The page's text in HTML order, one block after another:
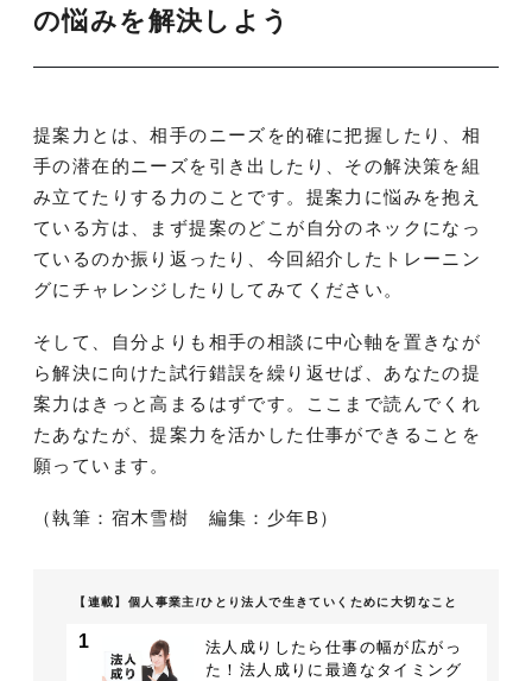
の悩みを解決しよう
提案力とは、相手のニーズを的確に把握したり、相
手の潜在的ニーズを引き出したり、その解決策を組
み立てたりする力のことです。提案力に悩みを抱え
ている方は、まず提案のどこが自分のネックになっ
ているのか振り返ったり、今回紹介したトレーニン
グにチャレンジしたりしてみてください。
そして、自分よりも相手の相談に中心軸を置きなが
ら解決に向けた試行錯誤を繰り返せば、あなたの提
案力はきっと高まるはずです。ここまで読んでくれ
たあなたが、提案力を活かした仕事ができることを
願っています。
（執筆：宿木雪樹 編集：少年B）
【連載】個人事業主/ひとり法人で生きていくために大切なこと
1
法人成りしたら仕事の幅が広がっ
た！法人成りに最適なタイミング